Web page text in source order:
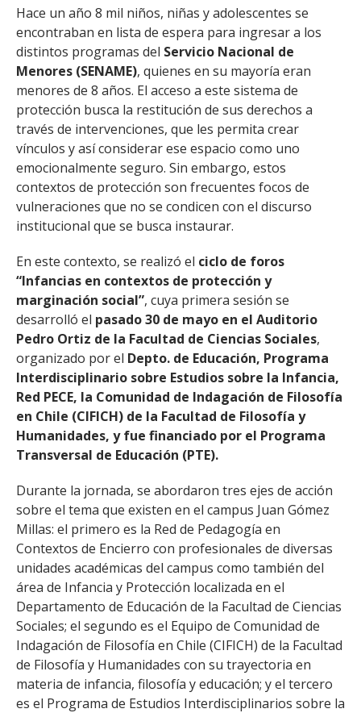
Hace un año 8 mil niños, niñas y adolescentes se
encontraban en lista de espera para ingresar a los
distintos programas del Servicio Nacional de
Menores (SENAME), quienes en su mayoría eran
menores de 8 años. El acceso a este sistema de
protección busca la restitución de sus derechos a
través de intervenciones, que les permita crear
vínculos y así considerar ese espacio como uno
emocionalmente seguro. Sin embargo, estos
contextos de protección son frecuentes focos de
vulneraciones que no se condicen con el discurso
institucional que se busca instaurar.
En este contexto, se realizó el ciclo de foros
“Infancias en contextos de protección y
marginación social”, cuya primera sesión se
desarrolló el pasado 30 de mayo en el Auditorio
Pedro Ortiz de la Facultad de Ciencias Sociales,
organizado por el Depto. de Educación, Programa
Interdisciplinario sobre Estudios sobre la Infancia,
Red PECE, la Comunidad de Indagación de Filosofía
en Chile (CIFICH) de la Facultad de Filosofía y
Humanidades, y fue financiado por el Programa
Transversal de Educación (PTE).
Durante la jornada, se abordaron tres ejes de acción
sobre el tema que existen en el campus Juan Gómez
Millas: el primero es la Red de Pedagogía en
Contextos de Encierro con profesionales de diversas
unidades académicas del campus como también del
área de Infancia y Protección localizada en el
Departamento de Educación de la Facultad de Ciencias
Sociales; el segundo es el Equipo de Comunidad de
Indagación de Filosofía en Chile (CIFICH) de la Facultad
de Filosofía y Humanidades con su trayectoria en
materia de infancia, filosofía y educación; y el tercero
es el Programa de Estudios Interdisciplinarios sobre la